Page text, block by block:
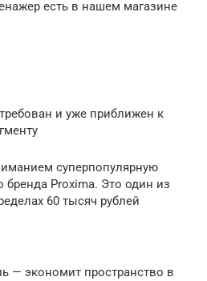
есть в нашем магазине
и уже приближен к
суперпопулярную
бренда Proxima. Это один из
60 тысяч рублей
— экономит пространство в